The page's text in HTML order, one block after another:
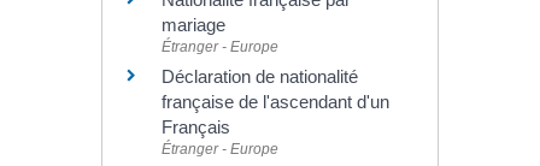
mariage
Étranger - Europe
Déclaration de nationalité
française de l'ascendant d'un
Français
Étranger - Europe